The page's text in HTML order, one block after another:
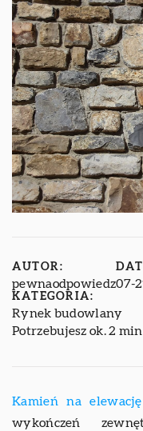
AUTOR:
pewnaodpowiedz07-
KATEGORIA:
Rynek budowlany
Potrzebujesz ok. 2
Kamień na elewację
wykończeń